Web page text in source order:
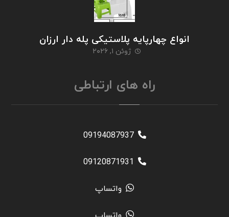
انواع چهارپایه پلاستیکی پله دار ارزان
ژوئن ۱, ۲۰۲۶
راه های ارتباطی
09194087937
09120871931
واتساپ